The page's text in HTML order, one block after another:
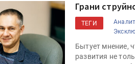
Грани
ТЕГИ
Бытует мнение,
развития не